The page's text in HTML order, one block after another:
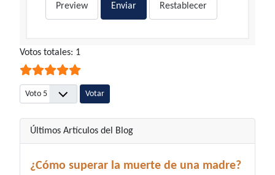
Preview Enviar Restablecer
Ratio:5/5
Votos totales: 1
Por favor, vote
Últimos Artículos del Blog
¿Cómo superar la muerte de una madre?